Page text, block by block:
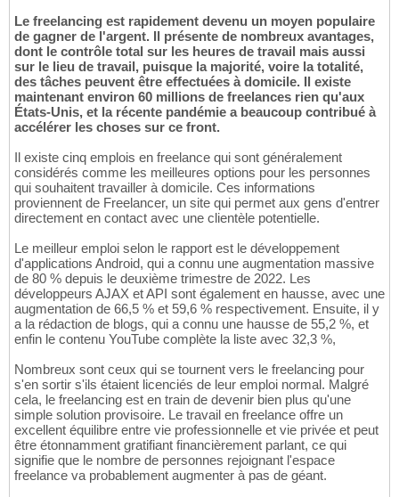
Le freelancing est rapidement devenu un moyen populaire
de gagner de l'argent. Il présente de nombreux avantages,
dont le contrôle total sur les heures de travail mais aussi
sur le lieu de travail, puisque la majorité, voire la totalité,
des tâches peuvent être effectuées à domicile. Il existe
maintenant environ 60 millions de freelances rien qu'aux
États-Unis, et la récente pandémie a beaucoup contribué à
accélérer les choses sur ce front.
Il existe cinq emplois en freelance qui sont généralement
considérés comme les meilleures options pour les personnes
qui souhaitent travailler à domicile. Ces informations
proviennent de Freelancer, un site qui permet aux gens d'entrer
directement en contact avec une clientèle potentielle.
Le meilleur emploi selon le rapport est le développement
d'applications Android, qui a connu une augmentation massive
de 80 % depuis le deuxième trimestre de 2022. Les
développeurs AJAX et API sont également en hausse, avec une
augmentation de 66,5 % et 59,6 % respectivement. Ensuite, il y
a la rédaction de blogs, qui a connu une hausse de 55,2 %, et
enfin le contenu YouTube complète la liste avec 32,3 %,
Nombreux sont ceux qui se tournent vers le freelancing pour
s'en sortir s'ils étaient licenciés de leur emploi normal. Malgré
cela, le freelancing est en train de devenir bien plus qu'une
simple solution provisoire. Le travail en freelance offre un
excellent équilibre entre vie professionnelle et vie privée et peut
être étonnamment gratifiant financièrement parlant, ce qui
signifie que le nombre de personnes rejoignant l'espace
freelance va probablement augmenter à pas de géant.